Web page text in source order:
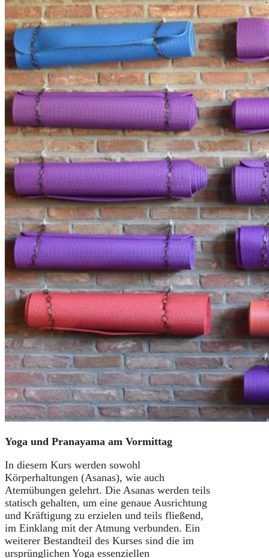
Yoga und Pranayama am Vormittag
In diesem Kurs werden sowohl
Körperhaltungen (Asanas), wie auch
Atemübungen gelehrt. Die Asanas werden teils
statisch gehalten, um eine genaue Ausrichtung
und Kräftigung zu erzielen und teils fließend,
im Einklang mit der Atmung verbunden. Ein
weiterer Bestandteil des Kurses sind die im
ursprünglichen Yoga essenziellen